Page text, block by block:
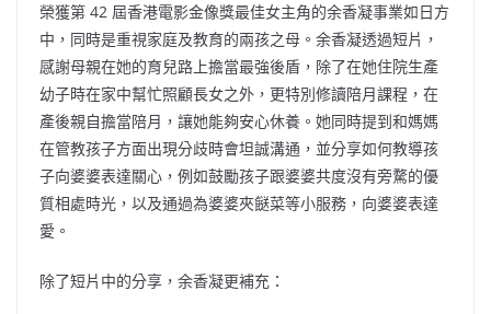
榮獲第 42 屆香港電影金像獎最佳女主角的余香凝事業如日方
中，同時是重視家庭及教育的兩孩之母。余香凝透過短片，
感謝母親在她的育兒路上擔當最強後盾，除了在她住院生產
幼子時在家中幫忙照顧長女之外，更特別修讀陪月課程，在
產後親自擔當陪月，讓她能夠安心休養。她同時提到和媽媽
在管教孩子方面出現分歧時會坦誠溝通，並分享如何教導孩
子向婆婆表達關心，例如鼓勵孩子跟婆婆共度沒有旁騖的優
質相處時光，以及通過為婆婆夾餸菜等小服務，向婆婆表達
愛。
除了短片中的分享，余香凝更補充：